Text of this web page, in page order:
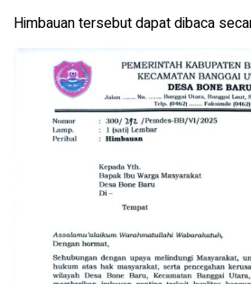
Himbauan tersebut dapat dibaca